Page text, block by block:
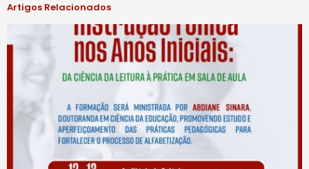
Artigos Relacionados